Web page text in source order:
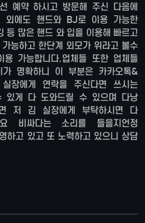
예약 하시고 방문해 주신 다음에
외에도 핸드와 BJ로 이용 가능한
등 많은 핸드 와 입을 이용해 빠르고
능하고 한단계 외모가 위라고 볼수
가능합니다.업체들 또한 업체들
명확하니 이 부분은 카카오톡&
장에게 연락을 주신다면 쓰시는
있게 다 도와드릴 수 있으며 다낭
저 김 실장에게 부탁하시면 다
비싸다는 소리를 들을지언정
하고 있고 또 노력하고 있으니 상담